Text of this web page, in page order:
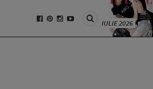
IULIE 2026